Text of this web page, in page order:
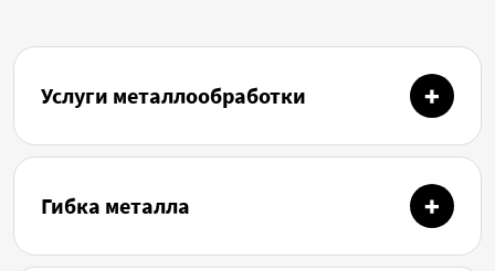
Услуги металлообработки
Гибка металла